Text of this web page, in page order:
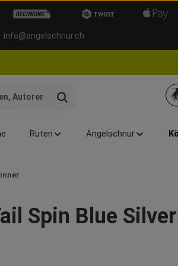
info@angelschnur.ch
Ruten Angelschnur
Spin Blue